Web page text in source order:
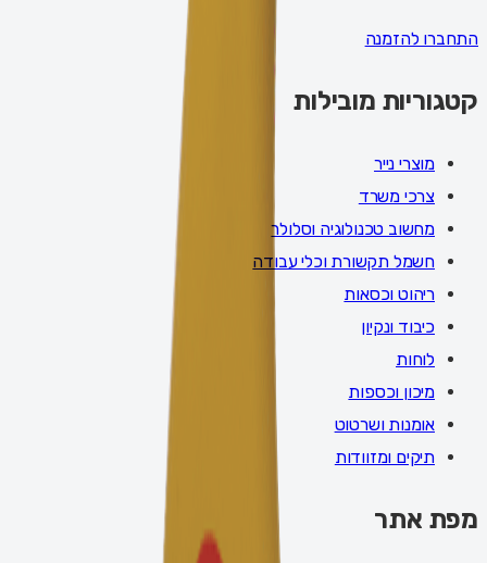
התחברו להזמנה
קטגוריות מובילות
מוצרי נייר
צרכי משרד
מחשוב טכנולוגיה וסלולר
חשמל תקשורת וכלי עבודה
ריהוט וכסאות
כיבוד ונקיון
לוחות
מיכון וכספות
אומנות ושרטוט
תיקים ומזוודות
מפת אתר